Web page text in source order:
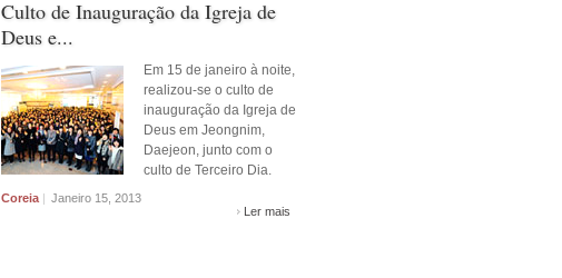
Culto de Inauguração da Igreja de
Deus e...
Em 15 de janeiro à noite,
realizou-se o culto de
inauguração da Igreja de
Deus em Jeongnim,
Daejeon, junto com o
culto de Terceiro Dia.
Coreia | Janeiro 15, 2013
Ler mais